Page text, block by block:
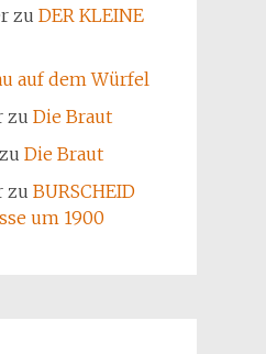
zu DER KLEINE
auf dem Würfel
zu Die Braut
zu Die Braut
zu BURSCHEID
um 1900